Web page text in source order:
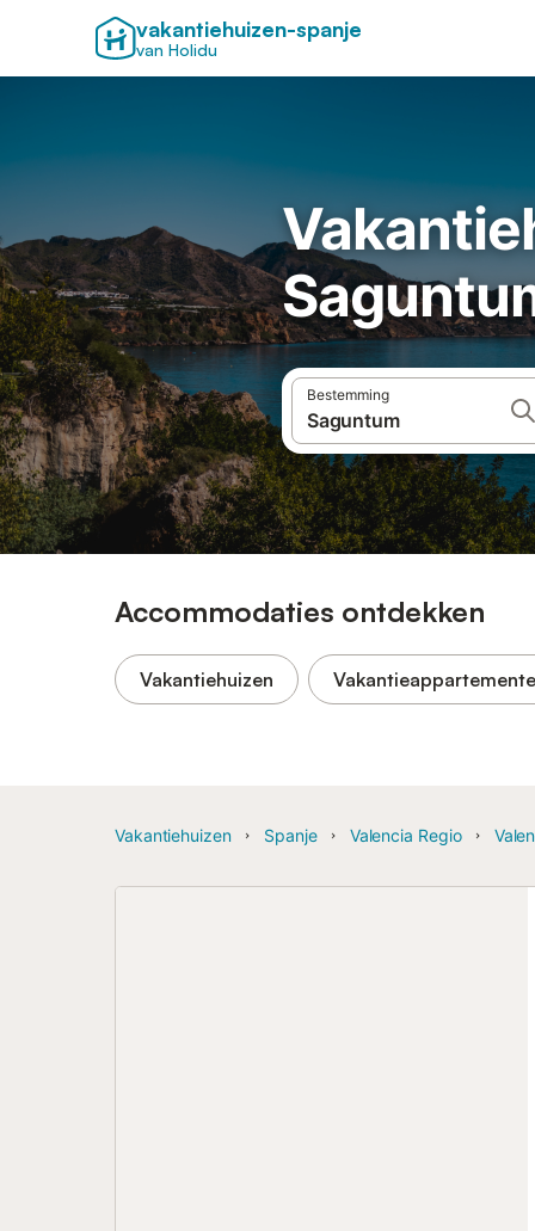
vakantiehuizen-spanje
van Holidu
Bestemming
Accommodaties ontdekken
Vakantiehuizen
Vakantiehuizen Spanje Valencia Regio